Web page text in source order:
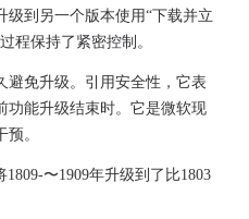
级到另一个版本使用“下载并立
程保持了紧密控制。
避免升级。引用安全性，它表
功能升级结束时。它是微软现
。
〜1909年升级到了比1803